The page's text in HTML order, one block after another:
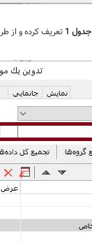
جدول 1 تعریف کرده و از